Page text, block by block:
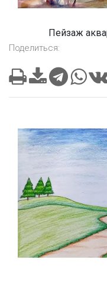
Пейзаж
Поделиться: